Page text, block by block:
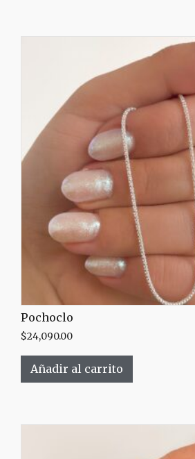
Pochoclo
$24,090.00
Añadir al carrito